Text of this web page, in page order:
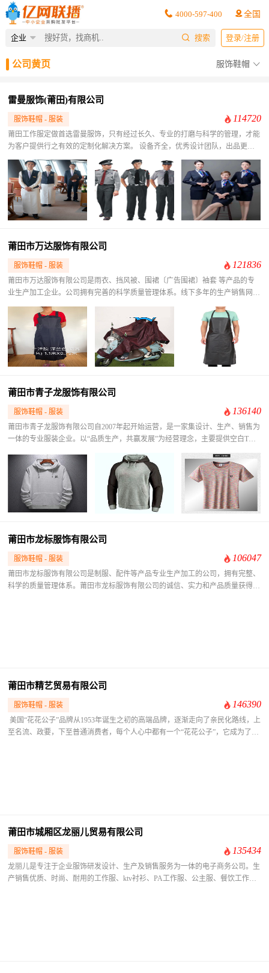
全国
4000-597-400
企业 搜索 登录/注册
公司黄页 服饰鞋帽
雷曼服饰(莆田)有限公司
服饰鞋帽 - 服装 114720
​莆田工作服定做首选雷曼服饰，只有经过长久、专业的打磨与科学的管理，才能
为客户提供行之有效的定制化解决方案。 ​设备齐全，优秀设计团队，出品更完
美；环保印染，舒适健康，严格监管，工厂拿货，没有中间商赚差价，让您省心
放心。 ​提供既时髦又能兼具舒适度与实用性的工作服，为员工们营造舒适的工
作环境，能让员工以专业的姿态为顾客提供优质的服务，从而在与顾客之间的连
接点上帮助企业树立专业的形象， 这才是工作服的主要作用。
莆田市万达服饰有限公司
服饰鞋帽 - 服装 121836
​莆田市万达服饰有限公司是雨衣、挡风被、围裙〔广告围裙〕袖套 等产品的专
业生产加工企业。公司拥有完善的科学质量管理体系。线下多年的生产销售网络
为企业积累了丰富的实力 产品质量在业界得到一致的认可。欢迎各界朋友莅临
参观、指导和业务洽谈。
莆田市青子龙服饰有限公司
服饰鞋帽 - 服装 136140
莆田市青子龙服饰有限公司自2007年起开始运营，是一家集设计、生产、销售为
一体的专业服装企业。以“品质生产，共赢发展”为经营理念，主要提供空白T
恤、卫衣、童装等系列服装的定制生产与销售，为众多外贸商家、跨境电商提供
优质货源，为个人、企业提供专业化的服装定制服务，以专注的心态和执著的精
神立足服装实业。 青子龙服饰的核心团队拥有30多年的服装从业经验，严格管
控每个供应链环节。从优质原材料的精选，经过精湛工艺的加工，最后到每个成
品的诞生，重视每个细节，力求完美。十多年来，青子龙服饰与多家企业、商户
达成合作，并注册了“青子龙”品牌商标，自主产品畅销国内外，在本土企业中树
发和投资新产品，致力于打造中国乃至国际知名的自主服装品牌。
莆田市龙标服饰有限公司
服饰鞋帽 - 服装 106047
​莆田市龙标服饰有限公司是制服、配件等产品专业生产加工的公司，拥有完整、
科学的质量管理体系。莆田市龙标服饰有限公司的诚信、实力和产品质量获得业
莆田市精艺贸易有限公司
服饰鞋帽 - 服装 146390
​ ​美国“花花公子”品牌从1953年诞生之初的高端品牌，逐渐走向了亲民化路线，上
至名流、政要，下至普通消费者，每个人心中都有一个“花花公子”，它成为了全
莆田市城厢区龙丽儿贸易有限公司
服饰鞋帽 - 服装 135434
​龙丽儿是专注于企业服饰研发设计、生产及销售服务为一体的电子商务公司。生
产销售优质、时尚、耐用的工作服、ktv衬衫、PA工作服、公主服、餐饮工作服